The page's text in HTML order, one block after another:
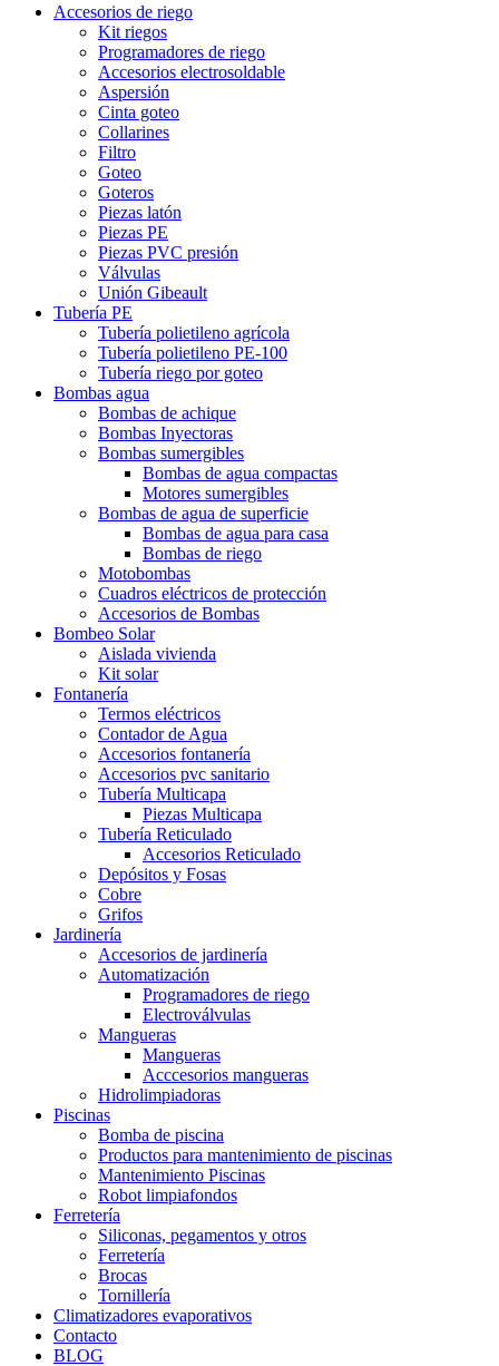
Accesorios de riego
Kit riegos
Programadores de riego
Accesorios electrosoldable
Aspersión
Cinta goteo
Collarines
Filtro
Goteo
Goteros
Piezas latón
Piezas PE
Piezas PVC presión
Válvulas
Unión Gibeault
Tubería PE
Tubería polietileno agrícola
Tubería polietileno PE-100
Tubería riego por goteo
Bombas agua
Bombas de achique
Bombas Inyectoras
Bombas sumergibles
Bombas de agua compactas
Motores sumergibles
Bombas de agua de superficie
Bombas de agua para casa
Bombas de riego
Motobombas
Cuadros eléctricos de protección
Accesorios de Bombas
Bombeo Solar
Aislada vivienda
Kit solar
Fontanería
Termos eléctricos
Contador de Agua
Accesorios fontanería
Accesorios pvc sanitario
Tubería Multicapa
Piezas Multicapa
Tubería Reticulado
Accesorios Reticulado
Depósitos y Fosas
Cobre
Grifos
Jardinería
Accesorios de jardinería
Automatización
Programadores de riego
Electroválvulas
Mangueras
Mangueras
Acccesorios mangueras
Hidrolimpiadoras
Piscinas
Bomba de piscina
Productos para mantenimiento de piscinas
Mantenimiento Piscinas
Robot limpiafondos
Ferretería
Siliconas, pegamentos y otros
Ferretería
Brocas
Tornillería
Climatizadores evaporativos
Contacto
BLOG